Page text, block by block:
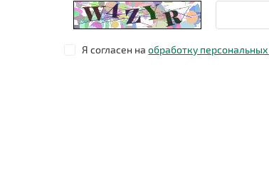
Я согласен наобработку